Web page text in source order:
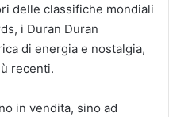
delle classifiche mondiali
i Duran Duran
di energia e nostalgia,
recenti.
in vendita, sino ad